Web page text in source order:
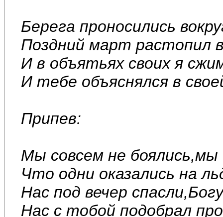
Берега проносились
Поздний март растопил
И в объятьях своих я
И тебе объяснялся в
Припев:
Мы совсем не
Что одни оказались на
Нас под вечер
Нас с тобой подобрал